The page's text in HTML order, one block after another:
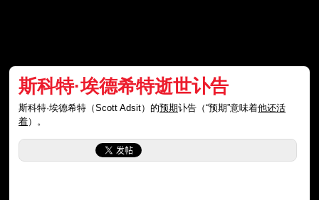
斯科特·埃德希特逝世讣告
斯科特·埃德希特（Scott Adsit）的预期讣告（“预期”意味着他还活
着）。